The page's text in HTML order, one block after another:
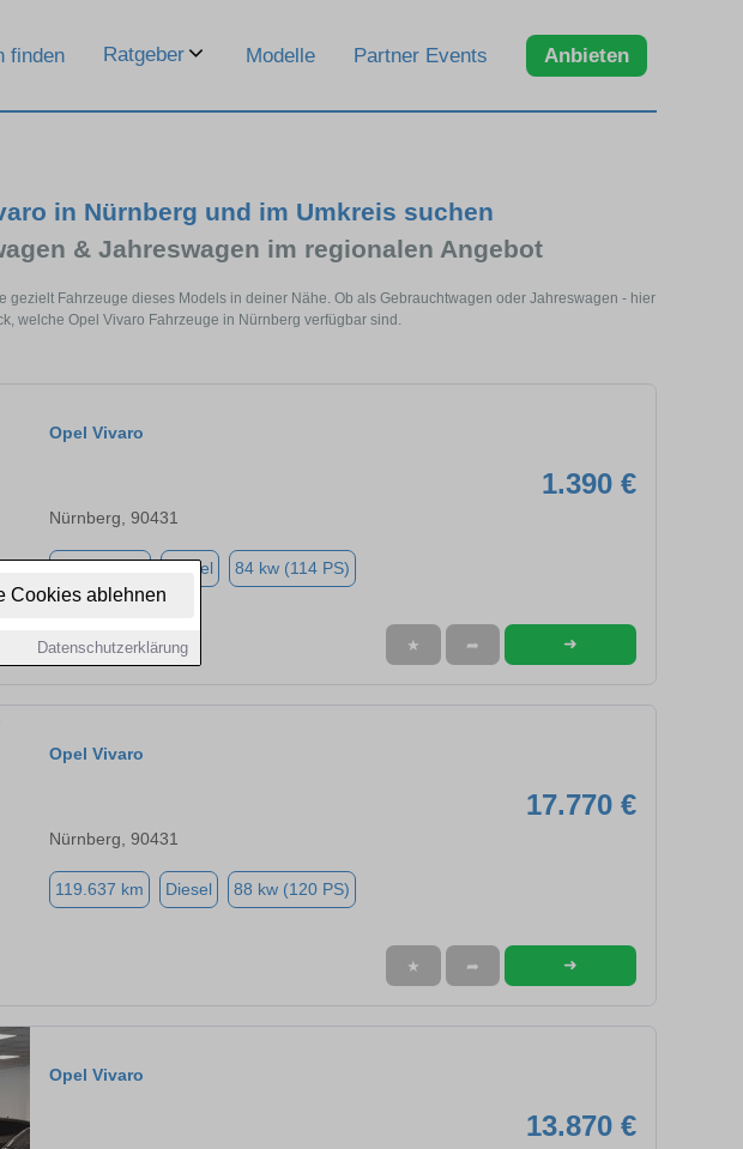
Cookies ablehnen
Datenschutzerklärung
finden Ratgeber Modelle Partner Events Anbieten
in Nürnberg und im Umkreis suchen
& Jahreswagen im regionalen Angebot
gezielt Fahrzeuge dieses Models in deiner Nähe. Ob als Gebrauchtwagen oder Jahreswagen - hier
welche Opel Vivaro Fahrzeuge in Nürnberg verfügbar sind.
Opel Vivaro
1.390 €
Nürnberg, 90431
Diesel 84 kw (114 PS)
★ ➦ ➜
Opel Vivaro
17.770 €
Nürnberg, 90431
119.637 km Diesel 88 kw (120 PS)
★ ➦ ➜
Opel Vivaro
13.870 €